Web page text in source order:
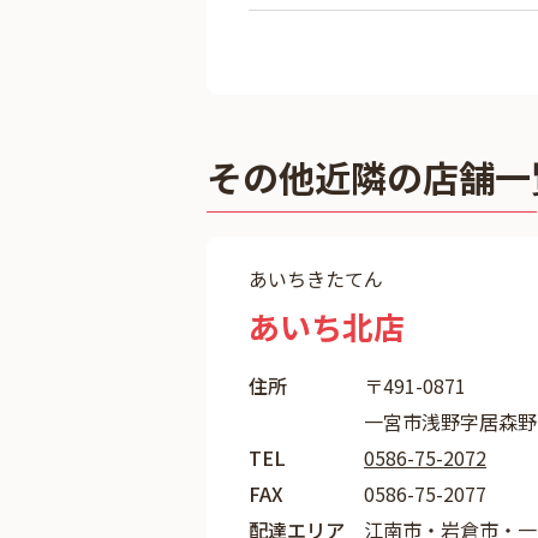
その他近隣の店舗
あいちきたてん
あいち北店
住所
〒491-0871
一宮市浅野字居森
TEL
0586-75-2072
FAX
0586-75-2077
配達エリア
江南市・岩倉市・